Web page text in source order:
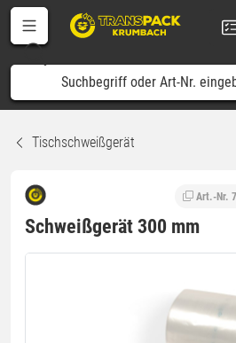
Tischschweißgerät
Art.-Nr.
Schweißgerät 300 mm